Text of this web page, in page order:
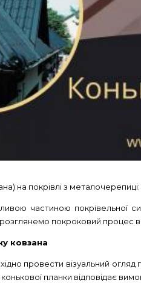
на покрівлі з
частиною покрівельної
розглянемо покроковий
ковзана
провести візуальний огляд
планки відповідає